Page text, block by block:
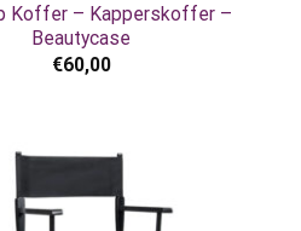
Koffer – Kapperskoffer –
Beautycase
€60,00